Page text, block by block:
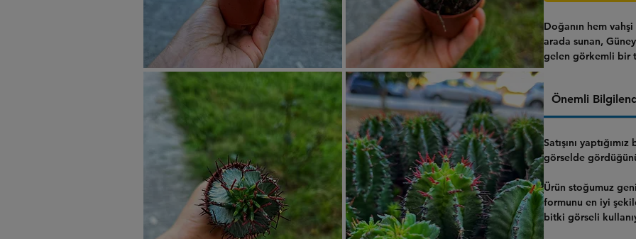
Doğanın hem
arada sunan,
gelen görkemli bir
Önemli
Satışını yaptığımız
görselde
Ürün stoğumuz
formunu en iyi
bitki görseli